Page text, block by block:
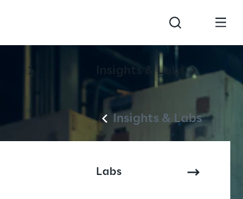
Insights & Labs
Insights & Labs
Labs